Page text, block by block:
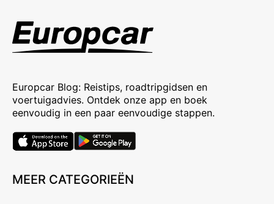
Europcar Blog: Reistips, roadtripgidsen en
voertuigadvies. Ontdek onze app en boek
eenvoudig in een paar eenvoudige stappen.
MEER CATEGORIEËN